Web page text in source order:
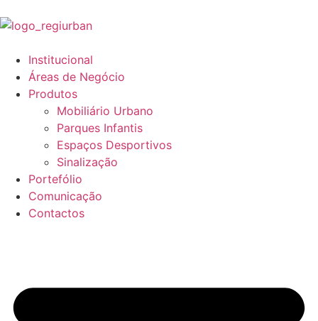
Institucional
Áreas de Negócio
Produtos
Mobiliário Urbano
Parques Infantis
Espaços Desportivos
Sinalização
Portefólio
Comunicação
Contactos